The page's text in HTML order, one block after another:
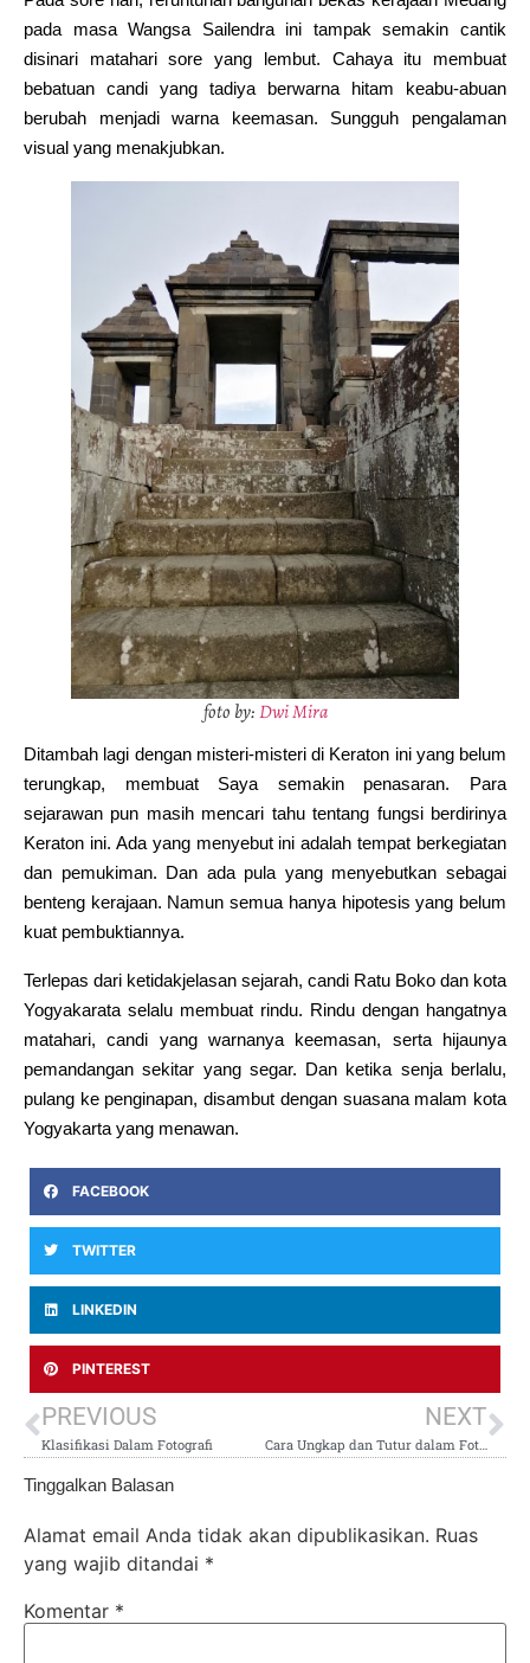
pada masa Wangsa Sailendra ini tampak semakin cantik
disinari matahari sore yang lembut. Cahaya itu membuat
bebatuan candi yang tadiya berwarna hitam keabu-abuan
berubah menjadi warna keemasan. Sungguh pengalaman
visual yang menakjubkan.
foto by:Dwi Mira
Ditambah lagi dengan misteri-misteri di Keraton ini yang belum
terungkap, membuat Saya semakin penasaran. Para
sejarawan pun masih mencari tahu tentang fungsi berdirinya
Keraton ini. Ada yang menyebut ini adalah tempat berkegiatan
dan pemukiman. Dan ada pula yang menyebutkan sebagai
benteng kerajaan. Namun semua hanya hipotesis yang belum
kuat pembuktiannya.
Terlepas dari ketidakjelasan sejarah, candi Ratu Boko dan kota
Yogyakarata selalu membuat rindu. Rindu dengan hangatnya
matahari, candi yang warnanya keemasan, serta hijaunya
pemandangan sekitar yang segar. Dan ketika senja berlalu,
pulang ke penginapan, disambut dengan suasana malam kota
Yogyakarta yang menawan.
FACEBOOK
TWITTER
LINKEDIN
PINTEREST
PREVIOUS
Klasifikasi Dalam Fotografi
NEXT
Cara Ungkap dan Tutur dalam Fotografi
Tinggalkan Balasan
Alamat email Anda tidak akan dipublikasikan. Ruas
yang wajib ditandai *
Komentar *